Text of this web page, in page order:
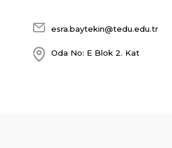
esra.baytekin@tedu.edu.tr
Oda No: E Blok 2. Kat